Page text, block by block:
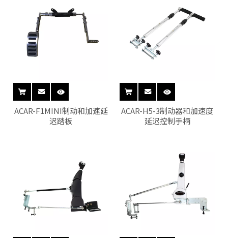
ACAR-F1MINI制动和加速延
迟踏板
ACAR-H5-3制动器和加速度
延迟控制手柄